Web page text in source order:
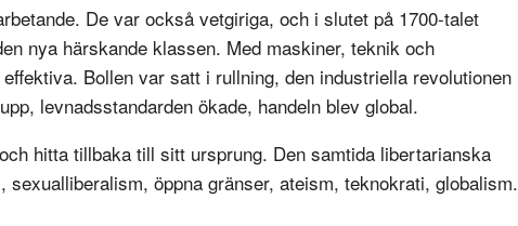
De var också vetgiriga, och i slutet på 1700-talet
nya härskande klassen. Med maskiner, teknik och
Bollen var satt i rullning, den industriella revolutionen
levnadsstandarden ökade, handeln blev global.
hitta tillbaka till sitt ursprung. Den samtida libertarianska
öppna gränser, ateism, teknokrati, globalism.